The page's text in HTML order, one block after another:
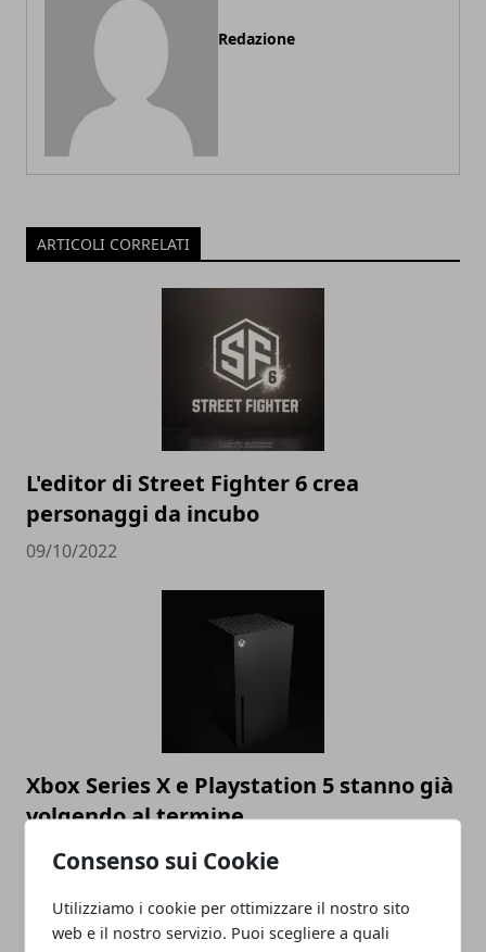
Consenso sui Cookie
Utilizziamo i cookie per ottimizzare il nostro sito
web e il nostro servizio. Puoi scegliere a quali
Redazione
ARTICOLI CORRELATI
L'editor di Street Fighter 6 crea
personaggi da incubo
09/10/2022
Xbox Series X e Playstation 5 stanno già
volgendo al termine
09/10/2022